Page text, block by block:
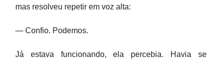
mas resolveu repetir em voz alta:
— Confio. Podemos.
Já estava funcionando, ela percebia. Havia se